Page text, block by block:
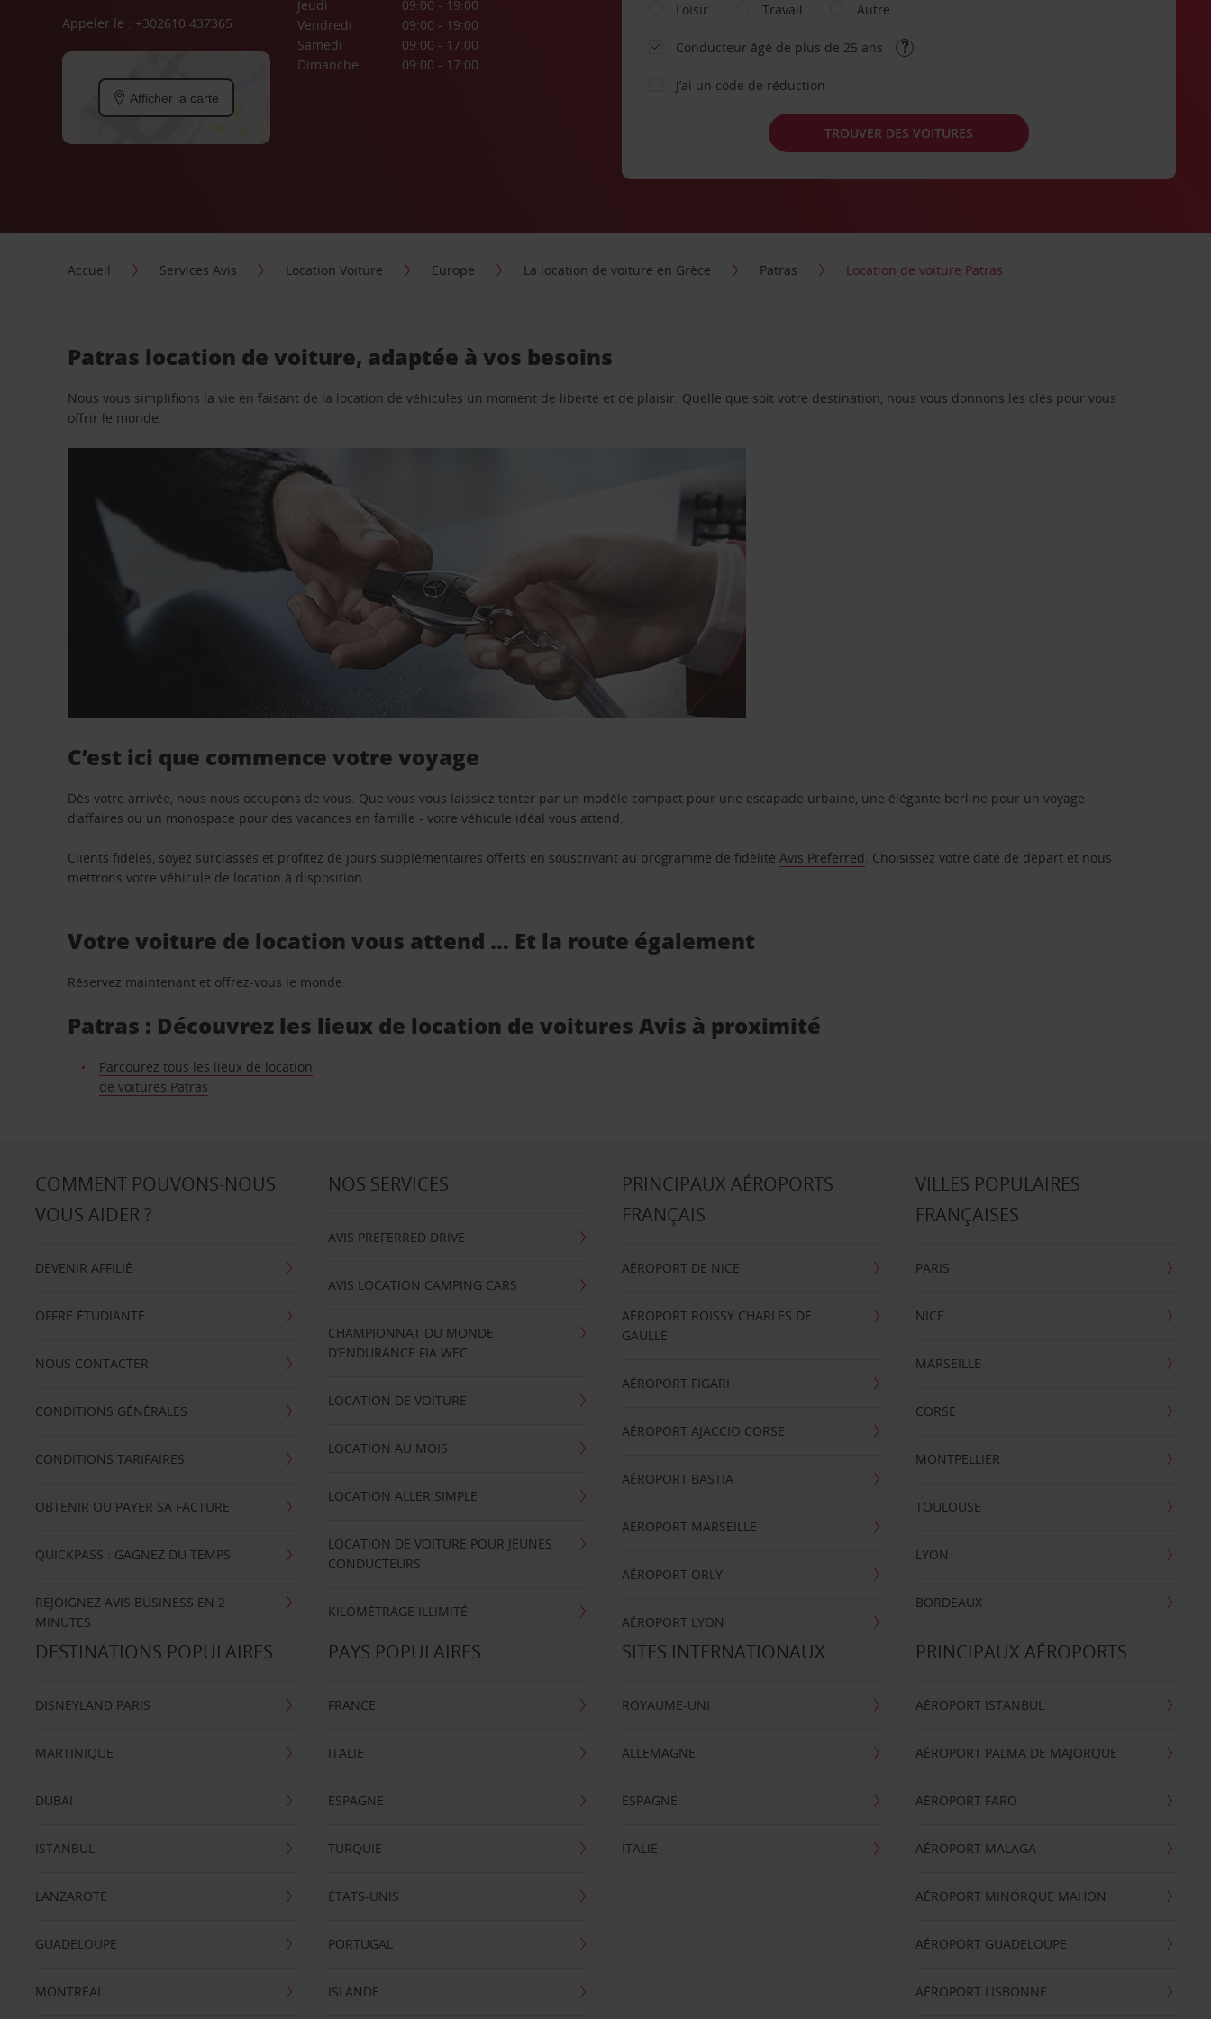
Appeler le : +302610 437365
Afficher la carte
Jeudi
09:00 - 19:00
Vendredi
09:00 - 19:00
Samedi
09:00 - 17:00
Dimanche
09:00 - 17:00
Loisir
Travail Autre
Conducteur âgé de plus de 25 ans
J’ai un code de réduction
TROUVER DES VOITURES
Accueil Services Avis Location Voiture Europe La location de voiture en Grèce Patras Location de voiture Patras
Patras location de voiture, adaptée à vos besoins
Nous vous simplifions la vie en faisant de la location de véhicules un moment de liberté et de plaisir. Quelle que soit votre destination, nous vous donnons les clés pour vous
offrir le monde.
C’est ici que commence votre voyage
Dès votre arrivée, nous nous occupons de vous. Que vous vous laissiez tenter par un modèle compact pour une escapade urbaine, une élégante berline pour un voyage
d’affaires ou un monospace pour des vacances en famille - votre véhicule idéal vous attend.
Clients fidèles, soyez surclassés et profitez de jours supplémentaires offerts en souscrivant au programme de fidélitéAvis Preferred. Choisissez votre date de départ et nous
mettrons votre véhicule de location à disposition.
Votre voiture de location vous attend … Et la route également
Réservez maintenant et offrez-vous le monde.
Patras : Découvrez les lieux de location de voitures Avis à proximité
Parcourez tous les lieux de location
de voitures Patras
COMMENT POUVONS-NOUS
VOUS AIDER ?
DEVENIR AFFILIÉ
OFFRE ÉTUDIANTE
NOUS CONTACTER
CONDITIONS GÉNÉRALES
CONDITIONS TARIFAIRES
OBTENIR OU PAYER SA FACTURE
QUICKPASS : GAGNEZ DU TEMPS
REJOIGNEZ AVIS BUSINESS EN 2
MINUTES
NOS SERVICES
AVIS PREFERRED DRIVE
AVIS LOCATION CAMPING CARS
CHAMPIONNAT DU MONDE
D’ENDURANCE FIA WEC
LOCATION DE VOITURE
LOCATION AU MOIS
LOCATION ALLER SIMPLE
LOCATION DE VOITURE POUR JEUNES
CONDUCTEURS
KILOMÉTRAGE ILLIMITÉ
PRINCIPAUX AÉROPORTS
FRANÇAIS
AÉROPORT DE NICE
AÉROPORT ROISSY CHARLES DE
GAULLE
AÉROPORT FIGARI
AÉROPORT AJACCIO CORSE
AÉROPORT BASTIA
AÉROPORT MARSEILLE
AÉROPORT ORLY
AÉROPORT LYON
VILLES POPULAIRES
FRANÇAISES
PARIS
NICE
MARSEILLE
CORSE
MONTPELLIER
TOULOUSE
LYON
BORDEAUX
DESTINATIONS POPULAIRES
DISNEYLAND PARIS
MARTINIQUE
DUBAÏ
ISTANBUL
LANZAROTE
GUADELOUPE
MONTRÉAL
PAYS POPULAIRES
FRANCE
ITALIE
ESPAGNE
TURQUIE
ÉTATS-UNIS
PORTUGAL
ISLANDE
SITES INTERNATIONAUX
ROYAUME-UNI
ALLEMAGNE
ESPAGNE
ITALIE
PRINCIPAUX AÉROPORTS
AÉROPORT ISTANBUL
AÉROPORT PALMA DE MAJORQUE
AÉROPORT FARO
AÉROPORT MALAGA
AÉROPORT MINORQUE MAHON
AÉROPORT GUADELOUPE
AÉROPORT LISBONNE